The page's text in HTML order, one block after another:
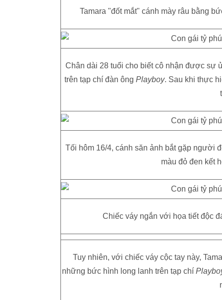
Tamara "đốt mắt" cánh mày râu bằng
Chân dài 28 tuổi cho biết cô nhận được sự
trên tạp chí đàn ông Playboy. Sau khi thực
Tối hôm 16/4, cánh săn ảnh bắt gặp người
màu đỏ đen kết
Chiếc váy ngắn với họa tiết độc
Tuy nhiên, với chiếc váy cộc tay này,
những bức hình long lanh trên tạp chí